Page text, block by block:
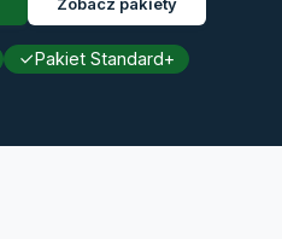
Pakiet Standard+